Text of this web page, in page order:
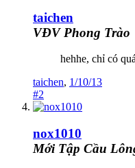
taichen
VĐV Phong Trào
hehhe, chỉ có
taichen, 1/10/13
#2
nox1010
Mới Tập Cầu